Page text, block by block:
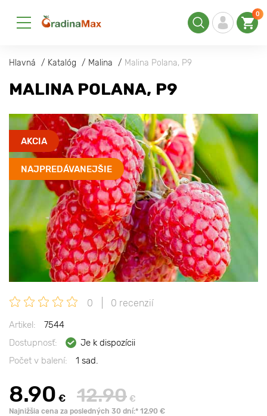
0
Hlavná Katalóg Malina Malina Polana, Р9
MALINA POLANA, Р9
AKCIA
NAJPREDÁVANEJŠIE
0 0 recenzií
Artikel:
7544
Dostupnosť:
Je k dispozícii
Počet v balení:
1 sad.
8.90 € 12.90 €
Najnižšia cena za posledných 30 dní:* 12.90 €